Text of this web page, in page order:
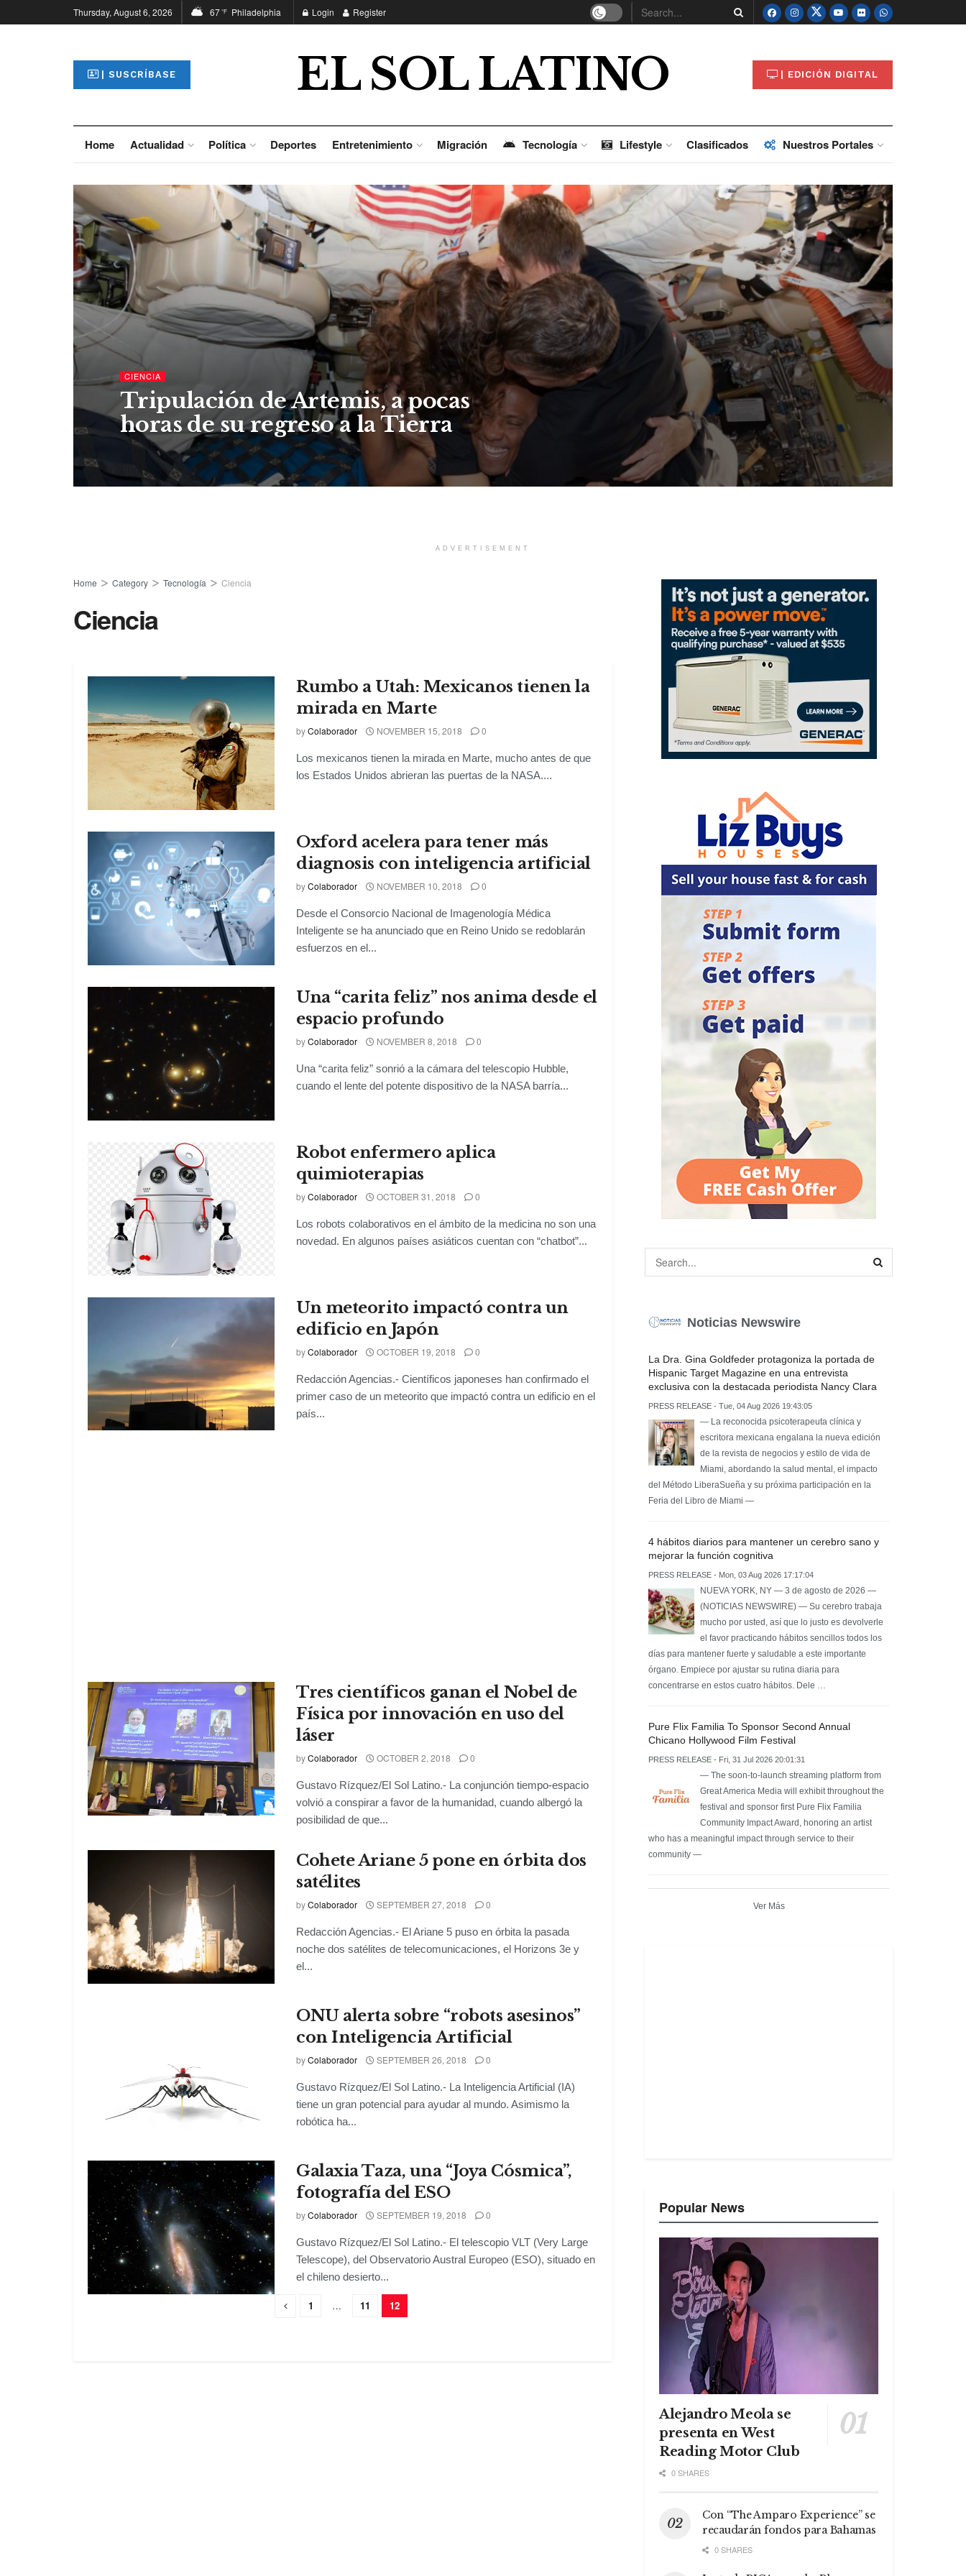
Thursday, August 6, 2026 67°F Philadelphia Login Register
| SUSCRÍBASE EL SOL LATINO | EDICIÓN DIGITAL
Home Actualidad Política Deportes Entretenimiento Migración Tecnología Lifestyle Clasificados Nuestros Portales
CIENCIA
Tripulación de Artemis, a pocas
horas de su regreso a la Tierra
ADVERTISEMENT
Home Category Tecnología Ciencia
Ciencia
Rumbo a Utah: Mexicanos tienen la
mirada en Marte
byColaborador NOVEMBER 15, 2018 0
Los mexicanos tienen la mirada en Marte, mucho antes de que
los Estados Unidos abrieran las puertas de la NASA....
Oxford acelera para tener más
diagnosis con inteligencia artificial
byColaborador NOVEMBER 10, 2018 0
Desde el Consorcio Nacional de Imagenología Médica
Inteligente se ha anunciado que en Reino Unido se redoblarán
esfuerzos en el...
Una “carita feliz” nos anima desde el
espacio profundo
byColaborador NOVEMBER 8, 2018 0
Una “carita feliz” sonrió a la cámara del telescopio Hubble,
cuando el lente del potente dispositivo de la NASA barría...
Robot enfermero aplica
quimioterapias
byColaborador OCTOBER 31, 2018 0
Los robots colaborativos en el ámbito de la medicina no son una
novedad. En algunos países asiáticos cuentan con “chatbot”...
Un meteorito impactó contra un
edificio en Japón
byColaborador OCTOBER 19, 2018 0
Redacción Agencias.- Científicos japoneses han confirmado el
primer caso de un meteorito que impactó contra un edificio en el
país...
Tres científicos ganan el Nobel de
Física por innovación en uso del
láser
byColaborador OCTOBER 2, 2018 0
Gustavo Rízquez/El Sol Latino.- La conjunción tiempo-espacio
volvió a conspirar a favor de la humanidad, cuando albergó la
posibilidad de que...
Cohete Ariane 5 pone en órbita dos
satélites
byColaborador SEPTEMBER 27, 2018 0
Redacción Agencias.- El Ariane 5 puso en órbita la pasada
noche dos satélites de telecomunicaciones, el Horizons 3e y
el...
ONU alerta sobre “robots asesinos”
con Inteligencia Artificial
byColaborador SEPTEMBER 26, 2018 0
Gustavo Rízquez/El Sol Latino.- La Inteligencia Artificial (IA)
tiene un gran potencial para ayudar al mundo. Asimismo la
robótica ha...
Galaxia Taza, una “Joya Cósmica”,
fotografía del ESO
byColaborador SEPTEMBER 19, 2018 0
Gustavo Rízquez/El Sol Latino.- El telescopio VLT (Very Large
Telescope), del Observatorio Austral Europeo (ESO), situado en
el chileno desierto...
1 … 11 12
Noticias Newswire
La Dra. Gina Goldfeder protagoniza la portada de
Hispanic Target Magazine en una entrevista
exclusiva con la destacada periodista Nancy Clara
PRESS RELEASE - Tue, 04 Aug 2026 19:43:05
— La reconocida psicoterapeuta clínica y
escritora mexicana engalana la nueva edición
de la revista de negocios y estilo de vida de
Miami, abordando la salud mental, el impacto
del Método LiberaSueña y su próxima participación en la
Feria del Libro de Miami —
4 hábitos diarios para mantener un cerebro sano y
mejorar la función cognitiva
PRESS RELEASE - Mon, 03 Aug 2026 17:17:04
NUEVA YORK, NY — 3 de agosto de 2026 —
(NOTICIAS NEWSWIRE) — Su cerebro trabaja
mucho por usted, así que lo justo es devolverle
el favor practicando hábitos sencillos todos los
días para mantener fuerte y saludable a este importante
órgano. Empiece por ajustar su rutina diaria para
concentrarse en estos cuatro hábitos. Dele …
Pure Flix Familia To Sponsor Second Annual
Chicano Hollywood Film Festival
PRESS RELEASE - Fri, 31 Jul 2026 20:01:31
— The soon-to-launch streaming platform from
Great America Media will exhibit throughout the
festival and sponsor first Pure Flix Familia
Community Impact Award, honoring an artist
who has a meaningful impact through service to their
community —
Ver Más
Popular News
Alejandro Meola se
presenta en West
Reading Motor Club
0 SHARES
Con “The Amparo Experience” se
recaudarán fondos para Bahamas
0 SHARES